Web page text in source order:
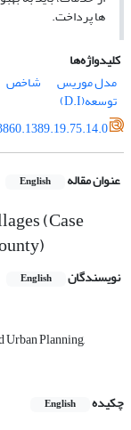
ها پرداخت.
کلیدواژه‌ها
مدل موریس
شاخص
توسعه(D.I)
عنوان مقاله English
(Case
نویسندگان English
Urban Planning,
چکیده
English